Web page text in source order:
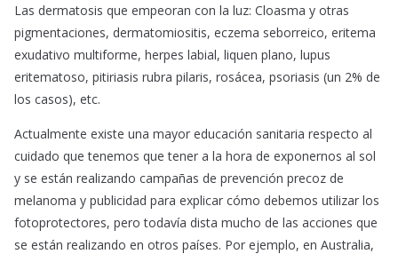
Las dermatosis que empeoran con la luz: Cloasma y otras
pigmentaciones, dermatomiositis, eczema seborreico, eritema
exudativo multiforme, herpes labial, liquen plano, lupus
eritematoso, pitiriasis rubra pilaris, rosácea, psoriasis (un 2% de
los casos), etc.
Actualmente existe una mayor educación sanitaria respecto al
cuidado que tenemos que tener a la hora de exponernos al sol
y se están realizando campañas de prevención precoz de
melanoma y publicidad para explicar cómo debemos utilizar los
fotoprotectores, pero todavía dista mucho de las acciones que
se están realizando en otros países. Por ejemplo, en Australia,